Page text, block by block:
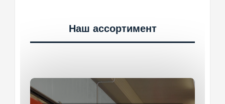
Наш ассортимент